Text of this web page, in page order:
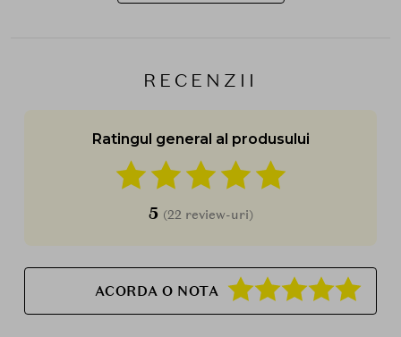
RECENZII
Ratingul general al produsului
5 (22 review-uri)
ACORDA O NOTA